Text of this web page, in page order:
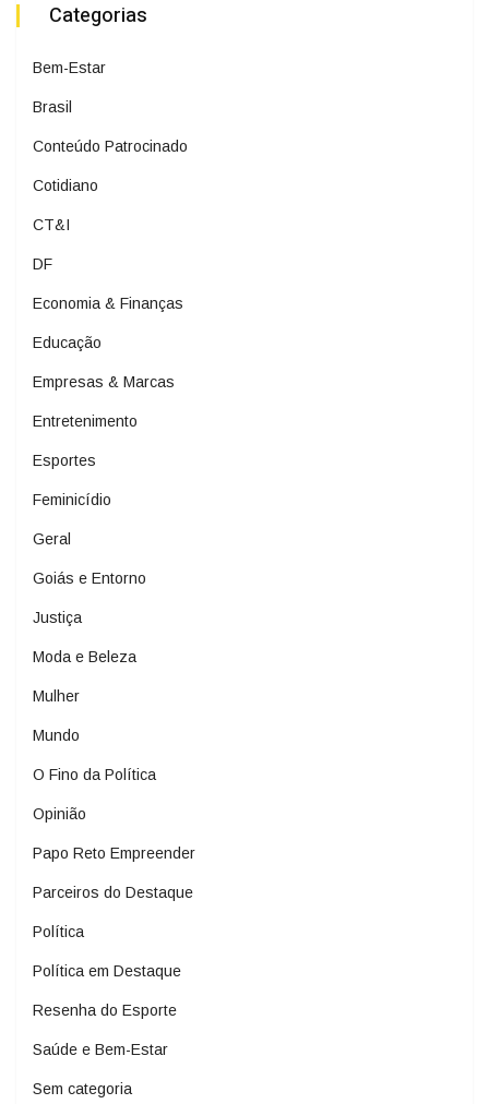
Categorias
Bem-Estar
Brasil
Conteúdo Patrocinado
Cotidiano
CT&I
DF
Economia & Finanças
Educação
Empresas & Marcas
Entretenimento
Esportes
Feminicídio
Geral
Goiás e Entorno
Justiça
Moda e Beleza
Mulher
Mundo
O Fino da Política
Opinião
Papo Reto Empreender
Parceiros do Destaque
Política
Política em Destaque
Resenha do Esporte
Saúde e Bem-Estar
Sem categoria